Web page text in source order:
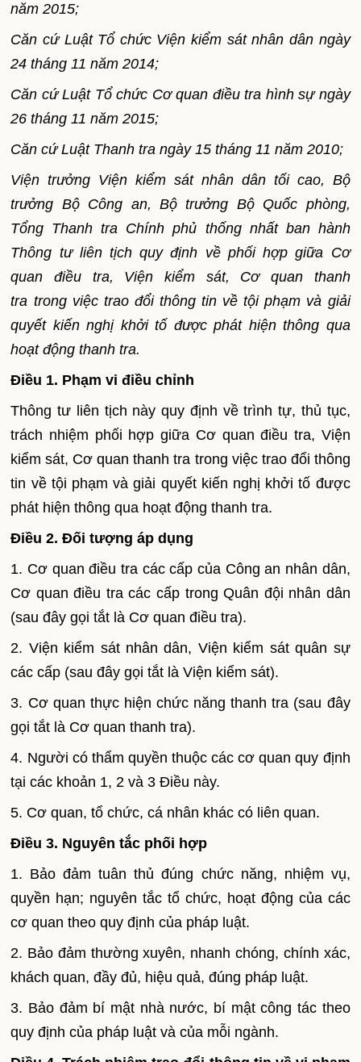
năm 2015;
Căn cứ Luật Tổ chức Viện kiểm sát nhân dân ngày
24 tháng 11 năm 2014;
Căn cứ Luật Tổ chức Cơ quan điều tra hình sự ngày
26 tháng 11 năm 2015;
Căn cứ Luật Thanh tra ngày 15 tháng 11 năm 2010;
Viện trưởng Viện kiểm sát nhân dân tối cao, Bộ
trưởng Bộ Công an, Bộ trưởng Bộ Quốc phòng,
Tổng Thanh tra Chính phủ thống nhất ban hành
Thông tư liên tịch quy định về phối hợp giữa Cơ
quan điều tra, Viện kiểm sát, Cơ quan thanh
tra trong việc trao đổi thông tin về tội phạm và giải
quyết kiến nghị khởi tố được phát hiện thông qua
hoạt động thanh tra.
Điều 1. Phạm vi điều chỉnh
Thông tư liên tịch này quy định về trình tự, thủ tục,
trách nhiệm phối hợp giữa Cơ quan điều tra, Viện
kiểm sát, Cơ quan thanh tra trong việc trao đổi thông
tin về tội phạm và giải quyết kiến nghị khởi tố được
phát hiện thông qua hoạt động thanh tra.
Điều 2. Đối tượng áp dụng
1. Cơ quan điều tra các cấp của Công an nhân dân,
Cơ quan điều tra các cấp trong Quân đội nhân dân
(sau đây gọi tắt là Cơ quan điều tra).
2. Viện kiểm sát nhân dân, Viện kiểm sát quân sự
các cấp (sau đây gọi tắt là Viện kiểm sát).
3. Cơ quan thực hiện chức năng thanh tra (sau đây
gọi tắt là Cơ quan thanh tra).
4. Người có thẩm quyền thuộc các cơ quan quy định
tại các khoản 1, 2 và 3 Điều này.
5. Cơ quan, tổ chức, cá nhân khác có liên quan.
Điều 3. Nguyên tắc phối hợp
1. Bảo đảm tuân thủ đúng chức năng, nhiệm vụ,
quyền hạn; nguyên tắc tổ chức, hoạt động của các
cơ quan theo quy định của pháp luật.
2. Bảo đảm thường xuyên, nhanh chóng, chính xác,
khách quan, đầy đủ, hiệu quả, đúng pháp luật.
3. Bảo đảm bí mật nhà nước, bí mật công tác theo
quy định của pháp luật và của mỗi ngành.